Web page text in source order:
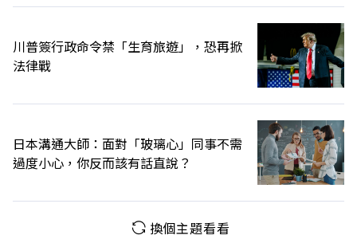
川普簽行政命令禁「生育旅遊」，恐再掀
法律戰
日本溝通大師：面對「玻璃心」同事不需
過度小心，你反而該有話直說？
換個主題看看